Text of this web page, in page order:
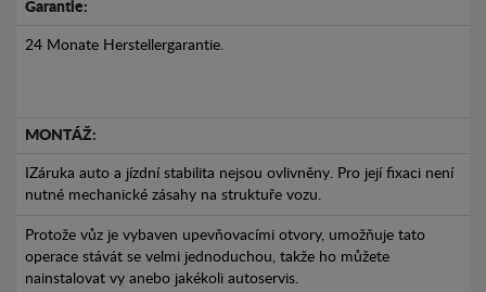
Garantie:
24 Monate Herstellergarantie.
MONTÁŽ:
IZáruka auto a jízdní stabilita nejsou ovlivněny. Pro její fixaci není
nutné mechanické zásahy na struktuře vozu.
Protože vůz je vybaven upevňovacími otvory, umožňuje tato
operace stávát se velmi jednoduchou, takže ho můžete
nainstalovat vy anebo jakékoli autoservis.